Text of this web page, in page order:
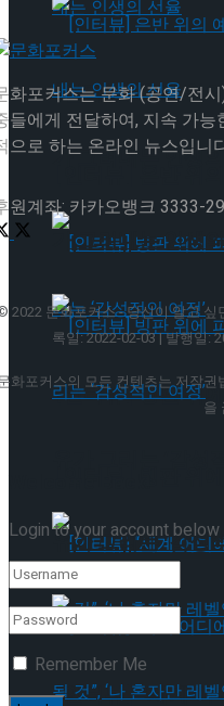
[인터뷰] 은반 위
가 그려내는 인생의
[인터뷰] 빙판 위
[인터뷰] “세계 어
가 그려내는 인생
유가 그리는 ‘감성
화포커스는 문화 (공연/전
들에게 전달하여, 지속 가
으로 하는 온라인 뉴스입니
원계좌: 카카오뱅크 3333-
2022 문화포커스 - 당신이 알고 싶
록일: 2022-02-03 | 발행일:
화포커스의 모든 컨텐츠는 저작
을
Login to your account below
Remember Me